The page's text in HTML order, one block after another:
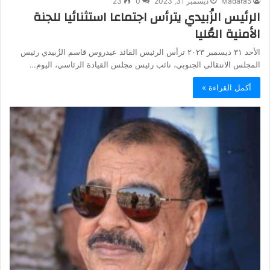
الرئيس الزُبيدي يترأس اجتماعا استثنائيا للجنة
الأمنية العُليا
الأحد ٣١ ديسمبر ٢٠٢٣ ترأس الرئيس القائد عيدروس قاسم الزُبيدي رئيس
المجلس الانتقالي الجنوبي، نائب رئيس مجلس القيادة الرئاسي، اليوم…
أكمل القراءة »